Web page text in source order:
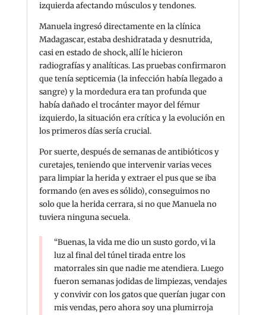
izquierda afectando músculos y tendones.
Manuela ingresó directamente en la clínica
Madagascar, estaba deshidratada y desnutrida,
casi en estado de shock, allí le hicieron
radiografías y analíticas. Las pruebas confirmaron
que tenía septicemia (la infección había llegado a
sangre) y la mordedura era tan profunda que
había dañado el trocánter mayor del fémur
izquierdo, la situación era crítica y la evolución en
los primeros días sería crucial.
Por suerte, después de semanas de antibióticos y
curetajes, teniendo que intervenir varias veces
para limpiar la herida y extraer el pus que se iba
formando (en aves es sólido), conseguimos no
solo que la herida cerrara, si no que Manuela no
tuviera ninguna secuela.
“Buenas, la vida me dio un susto gordo, vi la
luz al final del túnel tirada entre los
matorrales sin que nadie me atendiera. Luego
fueron semanas jodidas de limpiezas, vendajes
y convivir con los gatos que querían jugar con
mis vendas, pero ahora soy una plumirroja